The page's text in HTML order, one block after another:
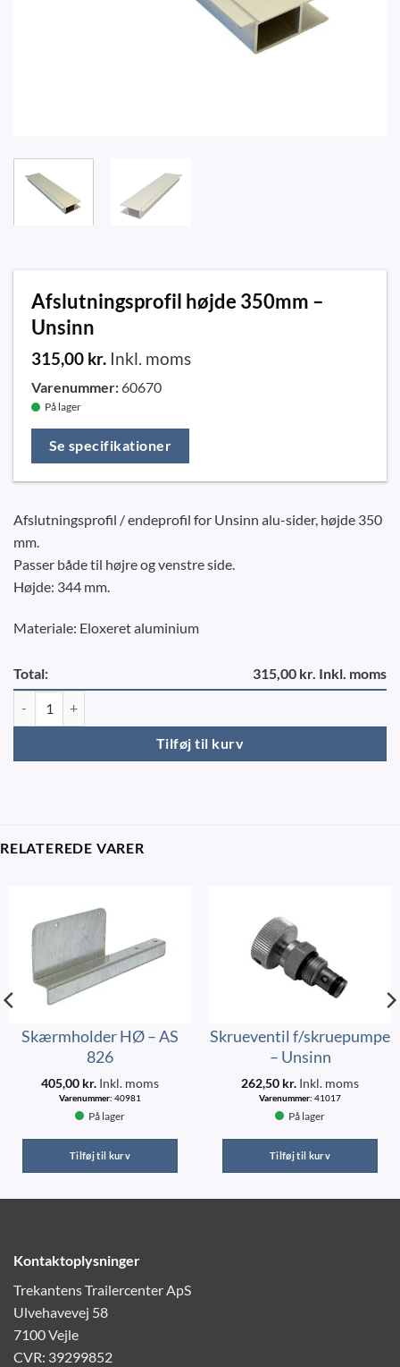
Afslutningsprofil højde 350mm –
Unsinn
315,00 kr. Inkl. moms
Varenummer: 60670
På lager
Se specifikationer
Afslutningsprofil / endeprofil for Unsinn alu-sider, højde 350
mm.
Passer både til højre og venstre side.
Højde: 344 mm.
Materiale: Eloxeret aluminium
Total: 315,00 kr. Inkl. moms
Tilføj til kurv
RELATEREDE VARER
Skærmholder HØ – AS
826
405,00 kr. Inkl. moms
Varenummer: 40981
På lager
Tilføj til kurv
Skrueventil f/skruepumpe
– Unsinn
262,50 kr. Inkl. moms
Varenummer: 41017
På lager
Tilføj til kurv
Kontaktoplysninger
Trekantens Trailercenter ApS
Ulvehavevej 58
7100 Vejle
CVR: 39299852